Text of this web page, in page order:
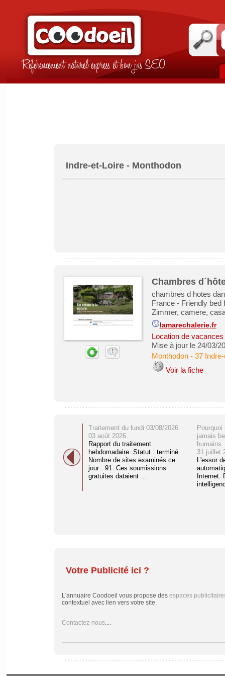
Référencement naturel express et bon jus SEO
Indre-et-Loire - Monthodon
Chambres
chambres d hotes
France - Friendly
Zimmer, camere,
lamarechalerie.fr
Location de
Mise à jour le 24/03/
Monthodon- 37
Voir la fiche
Traitement du lundi 03/08/2026
03 août 2026
Rapport du traitement
hebdomadaire. Statut : terminé
Nombre de sites examinés ce
jour : 91. Ces soumissions
gratuites dataient ...
jamais
humains
31 juillet
L'essor
Internet.
Votre Publicité ici ?
L'annuaire Coodoeil vous propose des espaces
contextuel avec lien vers votre site.
Contactez-nous....